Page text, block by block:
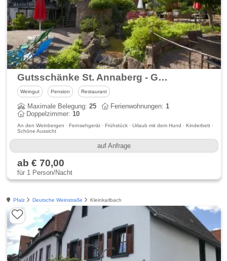
Gutsschänke St. Annaberg - Gästezimmer, Vinothek, Weingut Sankt Annagut - Urlaub auf dem höchstgelegenen Weingut der Pfalz
Weingut Pension Restaurant
Maximale Belegung:25 Ferienwohnungen:1
Doppelzimmer:10
An den Weinbergen · Fernsehgerät · Frühstück · Urlaub mit dem Hund · Kinderbett ·
Schöne Aussicht
auf Anfrage
ab € 70,00
für 1 Person/Nacht
Pfalz Deutsche Weinstraße Kleinkarlbach